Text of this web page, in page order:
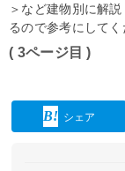
＞など建物別に解
るので参考にしてく
( 3ページ目 )
シェア